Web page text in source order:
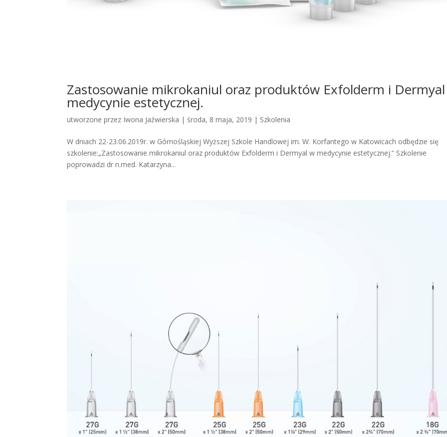
Zastosowanie mikrokaniul oraz produktów Exfolderm i
medycynie estetycznej.
utworzone przez Iwona Jaźwierska |środa, 8 maja, 2019 | Szkolenia
W dniach 22-23.06.2019r. w Górnośląskiej Wyższej Szkole Handlowej im. W. Korfantego w Katowicach odbędzie się
szkolenie:„Zastosowanie mikrokaniul oraz produktów Exfolderm i Dermyal w medycynie estetycznej.” Szkolenie
poprowadzi dr n.med. Katarzyna...